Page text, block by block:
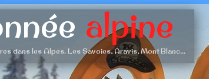
alpine
dans les Alpes. Les Savoies, Aravis, Mont Blanc...